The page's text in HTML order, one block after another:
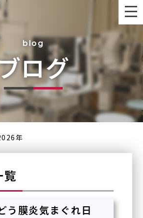
く早く
ログ
blog
年
う膜炎気まぐれ日